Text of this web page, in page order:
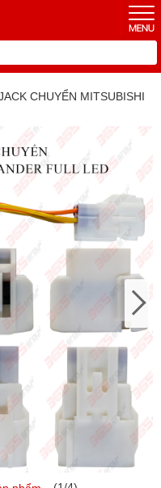
CHUYỂN MITSUBISHI